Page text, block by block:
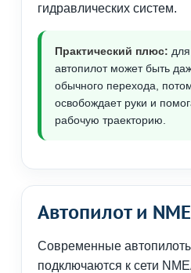
гидравлических систем.
Практический плюс:
автопилот может быть
обычного перехода,
освобождает руки и
рабочую траекторию.
Автопилот и
Современные
подключаются к сети